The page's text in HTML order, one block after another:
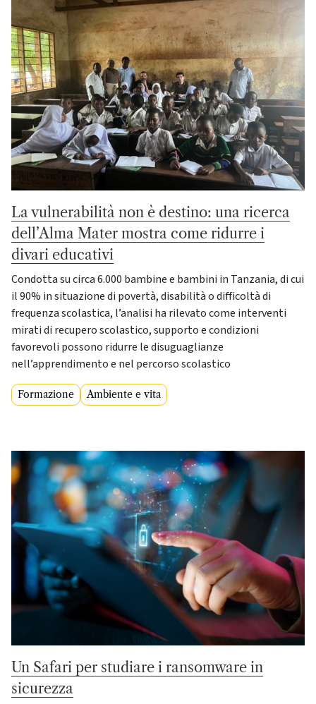
La vulnerabilità non è destino: una ricerca
dell’Alma Mater mostra come ridurre i
divari educativi
Condotta su circa 6.000 bambine e bambini in Tanzania, di cui
il 90% in situazione di povertà, disabilità o difficoltà di
frequenza scolastica, l’analisi ha rilevato come interventi
mirati di recupero scolastico, supporto e condizioni
favorevoli possono ridurre le disuguaglianze
nell’apprendimento e nel percorso scolastico
Formazione Ambiente e vita
Un Safari per studiare i ransomware in
sicurezza